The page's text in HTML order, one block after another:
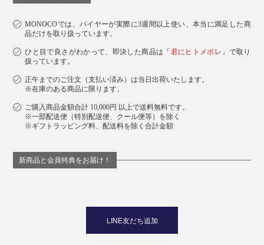
MONOCOでは、バイヤーが実際に3週間以上使い、本当に満足した商
品だけを取り扱っています。
ひと目で良さがわかって、即決した商品は「君にヒトメボレ 」で取り
扱っています。
正午までのご注文（支払い済み）は当日出荷いたします。
※在庫のある商品に限ります。
ご購入商品金額合計 10,000円 以上で送料無料です。
※一部配送便（特別配送便、クール便等）を除く
※ギフトラッピング料、配送料を除く合計金額
新商品と会員特典をお届け！
LINE友だち追加